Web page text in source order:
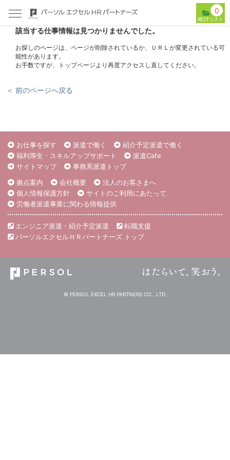
0
該当する仕事情報は見つかりませんでした。
お探しのページは、ページが削除されているか、ＵＲＬが変更されている可
能性があります。
お手数ですが、トップページより再度アクセスし直してください。
＜ 前のページへ戻る
お仕事を探す 派遣で働く
紹介予定派遣で働く
福利厚生・スキルアップサポート
派遣Cafe
サイトマップ
事務系派遣トップ
拠点案内
会社概要
法人のお客さまへ
個人情報保護方針
サイトのご利用にあたって
労働者派遣事業に関わる情報提供
エンジニア派遣・紹介予定派遣
転職支援
パーソルエクセルＨＲパートナーズ トップ
© PERSOL EXCEL HR PARTNERS CO., LTD.